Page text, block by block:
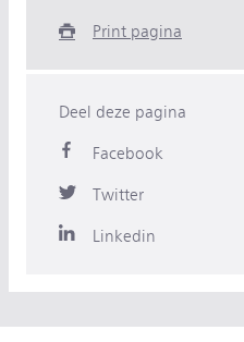
Print pagina
Deel deze pagina
Facebook
Twitter
Linkedin